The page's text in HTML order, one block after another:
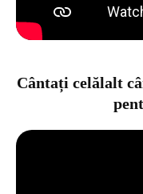
Cântați celălalt